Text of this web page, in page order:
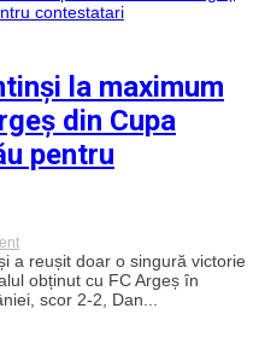
duel
important
Campioana
României
a
victorie
la maximum
din Cupa
pentru
on
Petrescu,
cu
nervii
întinși
a reușit doar o singură victorie
obținut cu FC Argeș în
scor 2-2, Dan...